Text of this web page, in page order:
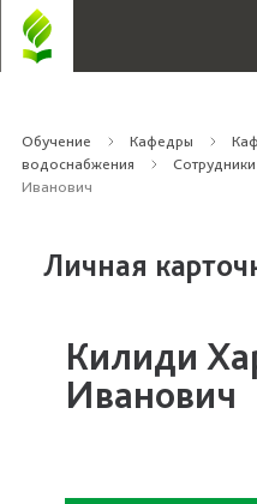
Обучение Кафедры
водоснабжения
Иванович
Личная
Килиди
Иванович